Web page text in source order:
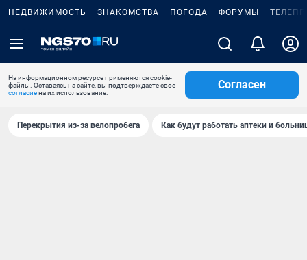
НЕДВИЖИМОСТЬ ЗНАКОМСТВА ПОГОДА ФОРУМЫ
На информационном ресурсе применяются cookie-
файлы. Оставаясь на сайте, вы подтверждаете свое
согласиена их использование.
Согласен
Перекрытия из-за велопробега Как будут работать аптеки и